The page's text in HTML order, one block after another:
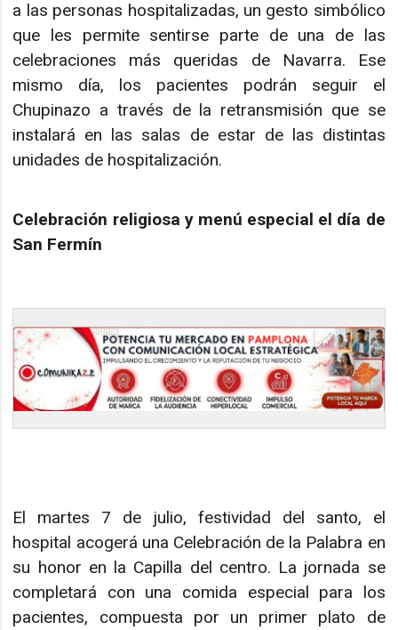
a las personas hospitalizadas, un gesto simbólico
que les permite sentirse parte de una de las
celebraciones más queridas de Navarra. Ese
mismo día, los pacientes podrán seguir el
Chupinazo a través de la retransmisión que se
instalará en las salas de estar de las distintas
unidades de hospitalización.
Celebración religiosa y menú especial el día de
San Fermín
El martes 7 de julio, festividad del santo, el
hospital acogerá una Celebración de la Palabra en
su honor en la Capilla del centro. La jornada se
completará con una comida especial para los
pacientes, compuesta por un primer plato de